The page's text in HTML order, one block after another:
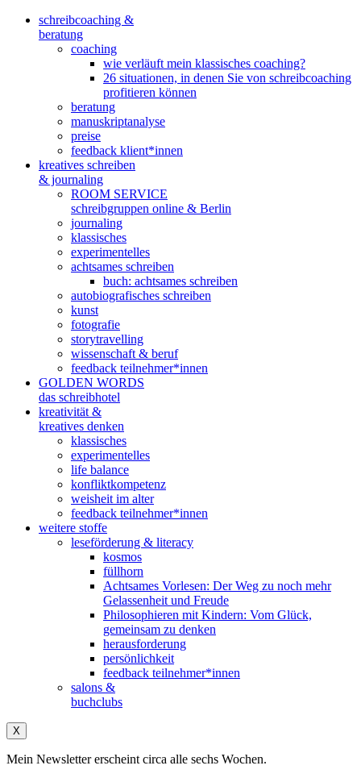
schreibcoaching &
beratung
coaching
wie verläuft mein klassisches coaching?
26 situationen, in denen Sie von schreibcoaching
profitieren können
beratung
manuskriptanalyse
preise
feedback klient*innen
kreatives schreiben
& journaling
ROOM SERVICE
schreibgruppen online & Berlin
journaling
klassisches
experimentelles
achtsames schreiben
buch: achtsames schreiben
autobiografisches schreiben
kunst
fotografie
storytravelling
wissenschaft & beruf
feedback teilnehmer*innen
GOLDEN WORDS
das schreibhotel
kreativität &
kreatives denken
klassisches
experimentelles
life balance
konfliktkompetenz
weisheit im alter
feedback teilnehmer*innen
weitere stoffe
leseförderung & literacy
kosmos
füllhorn
Achtsames Vorlesen: Der Weg zu noch mehr
Gelassenheit und Freude
Philosophieren mit Kindern: Vom Glück,
gemeinsam zu denken
herausforderung
persönlichkeit
feedback teilnehmer*innen
salons &
buchclubs
X
Mein Newsletter erscheint circa alle sechs Wochen.